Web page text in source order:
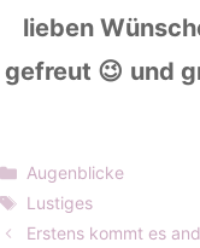
lieben
gefreut 😉 und
Kategorien
Augenblicke
Schlagwörter
Lustiges
Erstens kommt es